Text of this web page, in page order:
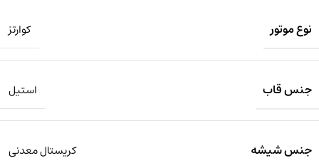
نوع موتور کوارتز
جنس قاب استیل
جنس شیشه
کریستال معدنی